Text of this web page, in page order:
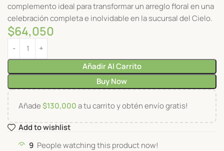
complemento ideal para transformar un arreglo floral en una
celebración completa e inolvidable en la sucursal del Cielo.
$64,050
Añadir Al Carrito
Buy Now
Añade$130,000a tu carrito y obtén envío gratis!
Add to wishlist
9 People watching this product now!